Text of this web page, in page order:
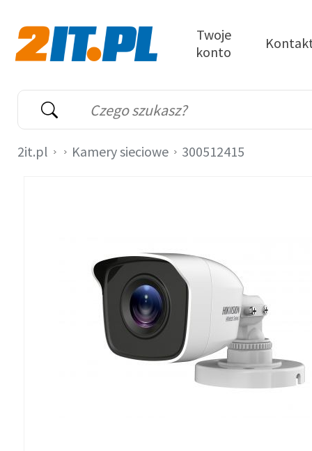
Wyszukiwarka
Słowo kluczowe
Twoje
konto
2it.pl Kamery sieciowe 300512415